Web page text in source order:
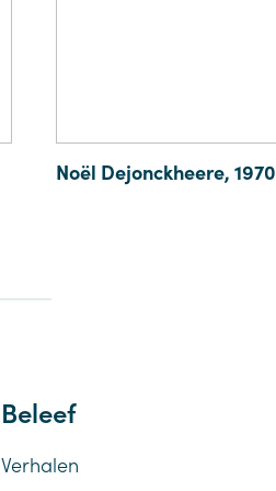
Noël Dejonckheere, 1970
Beleef
Verhalen